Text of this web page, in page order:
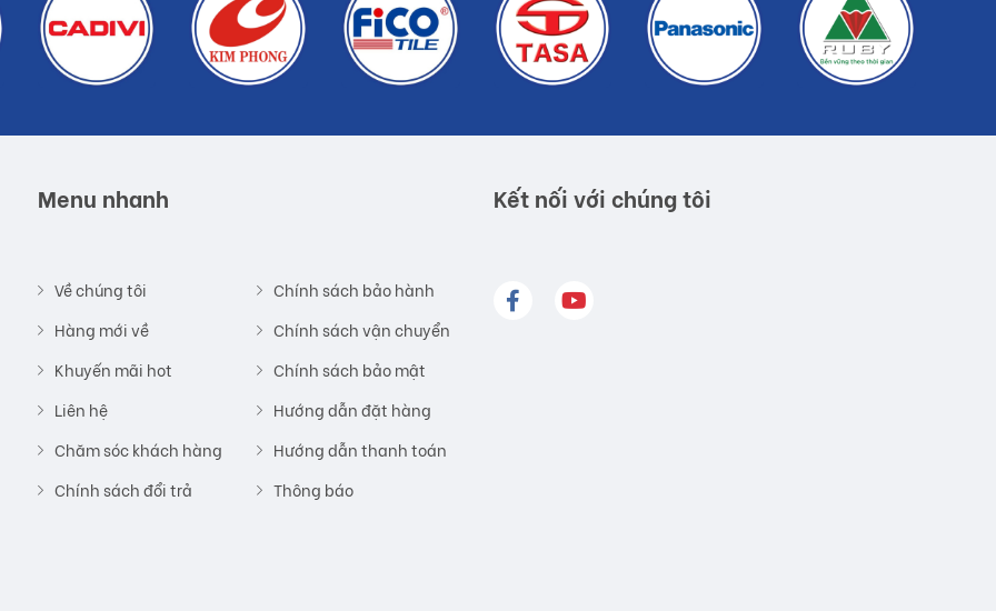
Menu nhanh
Về chúng tôi
Hàng mới về
Khuyến mãi hot
Liên hệ
Chăm sóc khách hàng
Chính sách đổi trả
Chính sách bảo hành
Chính sách vận chuyển
Chính sách bảo mật
Hướng dẫn đặt hàng
Hướng dẫn thanh toán
Thông báo
Kết nối với chúng tôi